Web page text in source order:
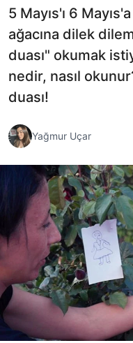
5 Mayıs'ı 6
ağacına dilek
duası" okumak
nedir, nasıl
duası!
Yağmur Uçar